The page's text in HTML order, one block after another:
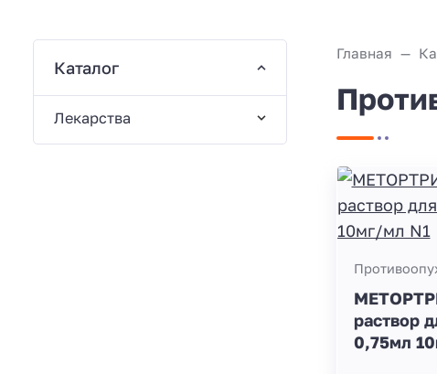
Главная
раствор
0,75мл
Каталог
Лекарства